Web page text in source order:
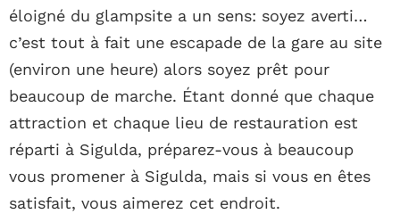
éloigné du glampsite a un sens: soyez averti…
c’est tout à fait une escapade de la gare au site
(environ une heure) alors soyez prêt pour
beaucoup de marche. Étant donné que chaque
attraction et chaque lieu de restauration est
réparti à Sigulda, préparez-vous à beaucoup
vous promener à Sigulda, mais si vous en êtes
satisfait, vous aimerez cet endroit.